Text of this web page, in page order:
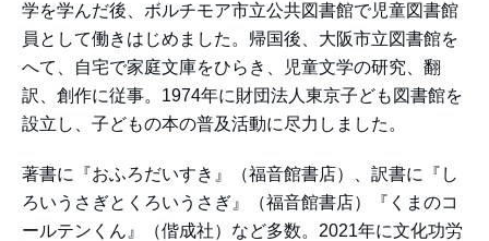
学を学んだ後、ボルチモア市立公共図書館で児童図書館
員として働きはじめました。帰国後、大阪市立図書館を
へて、自宅で家庭文庫をひらき、児童文学の研究、翻
訳、創作に従事。1974年に財団法人東京子ども図書館を
設立し、子どもの本の普及活動に尽力しました。
著書に『おふろだいすき』（福音館書店）、訳書に『し
ろいうさぎとくろいうさぎ』（福音館書店）『くまのコ
ールテンくん』（偕成社）など多数。2021年に文化功労